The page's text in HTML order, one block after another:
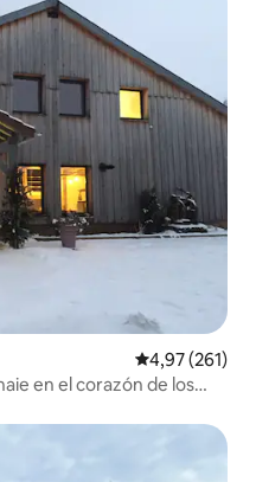
destacados
Calificación
4,97 (261)
en el corazón de los